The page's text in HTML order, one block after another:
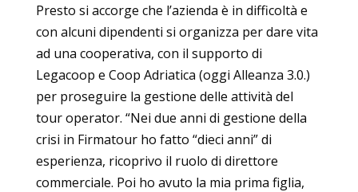
Presto si accorge che l’azienda è in difficoltà e
con alcuni dipendenti si organizza per dare vita
ad una cooperativa, con il supporto di
Legacoop e Coop Adriatica (oggi Alleanza 3.0.)
per proseguire la gestione delle attività del
tour operator. “Nei due anni di gestione della
crisi in Firmatour ho fatto “dieci anni” di
esperienza, ricoprivo il ruolo di direttore
commerciale. Poi ho avuto la mia prima figlia,